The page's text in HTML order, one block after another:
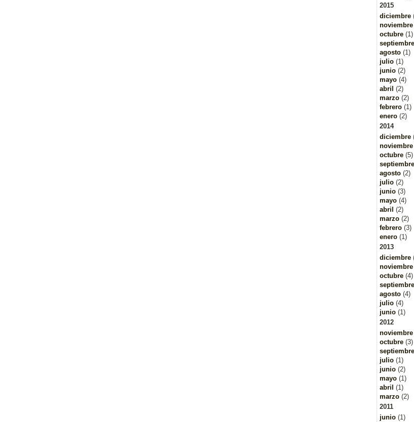
2015
diciembre
noviembre
octubre (1)
septiembre
agosto (1)
julio (1)
junio (2)
mayo (4)
abril (2)
marzo (2)
febrero (1)
enero (2)
2014
diciembre
noviembre
octubre (5)
septiembre
agosto (2)
julio (2)
junio (3)
mayo (4)
abril (2)
marzo (2)
febrero (3)
enero (1)
2013
diciembre
noviembre
octubre (4)
septiembre
agosto (4)
julio (4)
junio (1)
2012
noviembre
octubre (3)
septiembre
julio (1)
junio (2)
mayo (1)
abril (1)
marzo (2)
2011
junio (1)